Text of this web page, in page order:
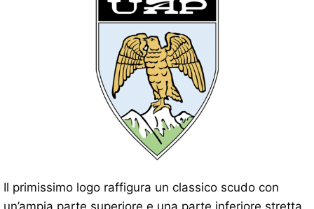
Il primissimo logo raffigura un classico scudo con
un’ampia parte superiore e una parte inferiore stretta